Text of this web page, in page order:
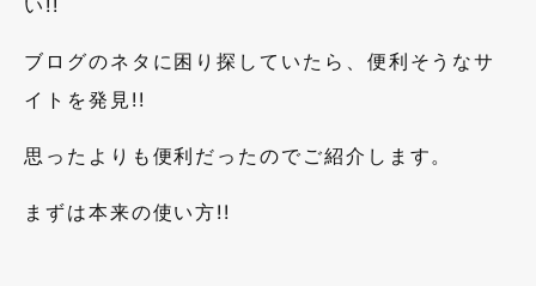
い!!
ブログのネタに困り探していたら、便利そうなサ
イトを発見!!
思ったよりも便利だったのでご紹介します。
まずは本来の使い方!!